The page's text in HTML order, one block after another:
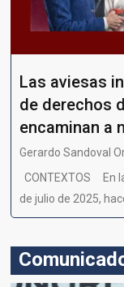
Las aviesas
de derechos
encaminan a
Gerardo Sandoval
CONTEXTOS En
de julio de 2025,